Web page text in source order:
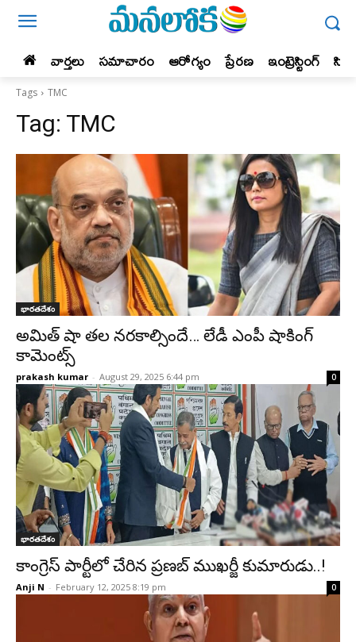
వార్తలు సమాచారం ఆరోగ్యం ప్రేర‌ణ‌ ఇంట్రెస్టింగ్‌
Tags TMC
Tag: TMC
భారతదేశం
అమిత్ షా తల నరకాల్సిందే… లేడీ ఎంపీ షాకింగ్
కామెంట్స్
prakash kumar - August 29, 2025 6:44 pm 0
భారతదేశం
కాంగ్రెస్ పార్టీలో చేరిన ప్రణబ్ ముఖర్జీ కుమారుడు..!
Anji N - February 12, 2025 8:19 pm 0